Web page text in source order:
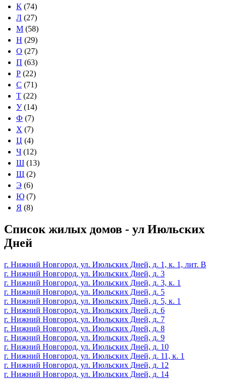
К (74)
Л (27)
М (58)
Н (29)
О (27)
П (63)
Р (22)
С (71)
Т (22)
У(14)
Ф (7)
Х (7)
Ц (4)
Ч (12)
Ш (13)
Щ (2)
Э (6)
Ю (7)
Я (8)
Список жилых домов - ул Июльских
Дней
г. Нижний Новгород, ул. Июльских Дней, д. 1, к. 1, лит. В
г. Нижний Новгород, ул. Июльских Дней, д. 3
г. Нижний Новгород, ул. Июльских Дней, д. 3, к. 1
г. Нижний Новгород, ул. Июльских Дней, д. 5
г. Нижний Новгород, ул. Июльских Дней, д. 5, к. 1
г. Нижний Новгород, ул. Июльских Дней, д. 6
г. Нижний Новгород, ул. Июльских Дней, д. 7
г. Нижний Новгород, ул. Июльских Дней, д. 8
г. Нижний Новгород, ул. Июльских Дней, д. 9
г. Нижний Новгород, ул. Июльских Дней, д. 10
г. Нижний Новгород, ул. Июльских Дней, д. 11, к. 1
г. Нижний Новгород, ул. Июльских Дней, д. 12
г. Нижний Новгород, ул. Июльских Дней, д. 14